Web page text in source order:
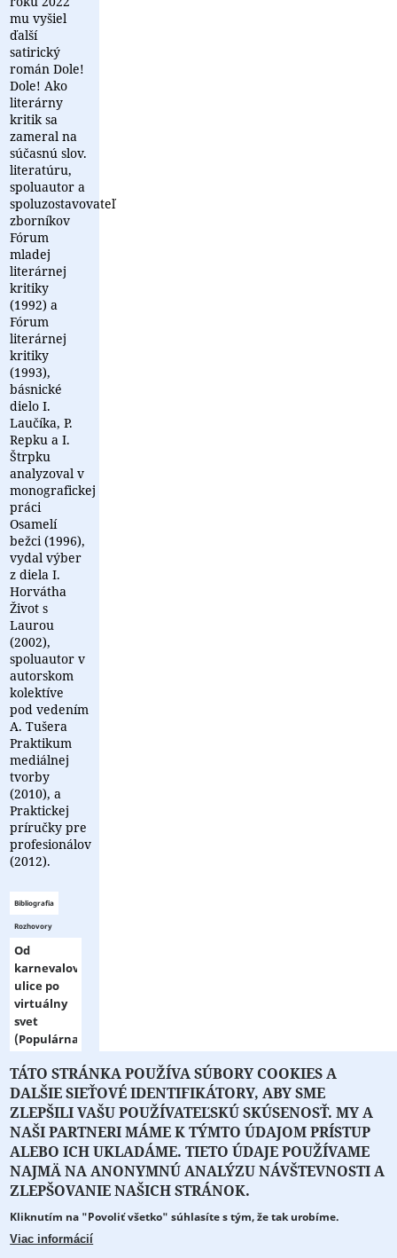
mu vyšiel
ďalší
satirický
román Dole!
Dole! Ako
literárny
kritik sa
zameral na
súčasnú slov.
literatúru,
spoluautor a
spoluzostavovateľ
zborníkov
Fórum
mladej
literárnej
kritiky
(1992) a
Fórum
literárnej
kritiky
(1993),
básnické
dielo I.
Laučíka, P.
Repku a I.
Štrpku
analyzoval v
monografickej
práci
Osamelí
bežci (1996),
vydal výber
z diela I.
Horvátha
Život s
Laurou
(2002),
spoluautor v
autorskom
kolektíve
pod vedením
A. Tušera
Praktikum
mediálnej
tvorby
(2010), a
Praktickej
príručky pre
profesionálov
(2012).
Bibliografia
Rozhovory
Od
karnevalovej
ulice po
virtuálny
svet
(Populárna
masové
médiá)
Eurokódex
2013
Posledná
večera a
iné
PT
Marenčin
▼ zobraziť
viac ▼
O PORTÁLI O DRUŽSTVE SPONZORI KONTAKT
Projekt z verejných fondov podporil
TÁTO STRÁNKA POUŽÍVA SÚBORY COOKIES A
DALŠIE SIEŤOVÉ IDENTIFIKÁTORY, ABY SME
ZLEPŠILI VAŠU POUŽÍVATEĽSKÚ SKÚSENOSŤ. MY A
NAŠI PARTNERI MÁME K TÝMTO ÚDAJOM PRÍSTUP
ALEBO ICH UKLADÁME. TIETO ÚDAJE POUŽÍVAME
NAJMÄ NA ANONYMNÚ ANALÝZU NÁVŠTEVNOSTI A
ZLEPŠOVANIE NAŠICH STRÁNOK.
Kliknutím na "Povoliť všetko" súhlasíte s tým, že tak urobíme.
Viac informácií